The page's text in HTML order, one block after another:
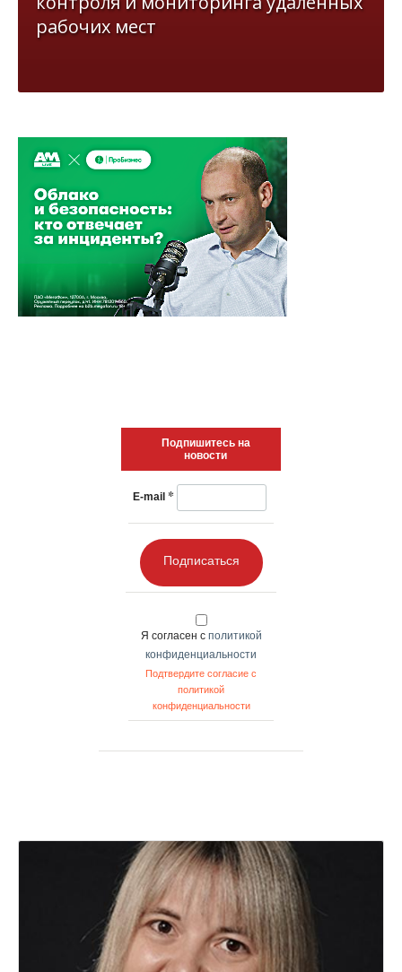
рабочих мест
Подпишитесь на
новости
E-mail *
Подписаться
Я согласен с политикой
конфиденциальности
Подтвердите согласие с
политикой
конфиденциальности